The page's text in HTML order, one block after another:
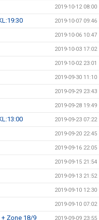
2019-10-12 08:00
2019-10-07 09:46
2019-10-06 10:47
2019-10-03 17:02
2019-10-02 23:01
2019-09-30 11:10
2019-09-29 23:43
2019-09-28 19:49
2019-09-23 07:22
2019-09-20 22:45
2019-09-16 22:05
2019-09-15 21:54
2019-09-13 21:52
2019-09-10 12:30
2019-09-10 07:02
Zone 18/9 2019-09-09 23:55